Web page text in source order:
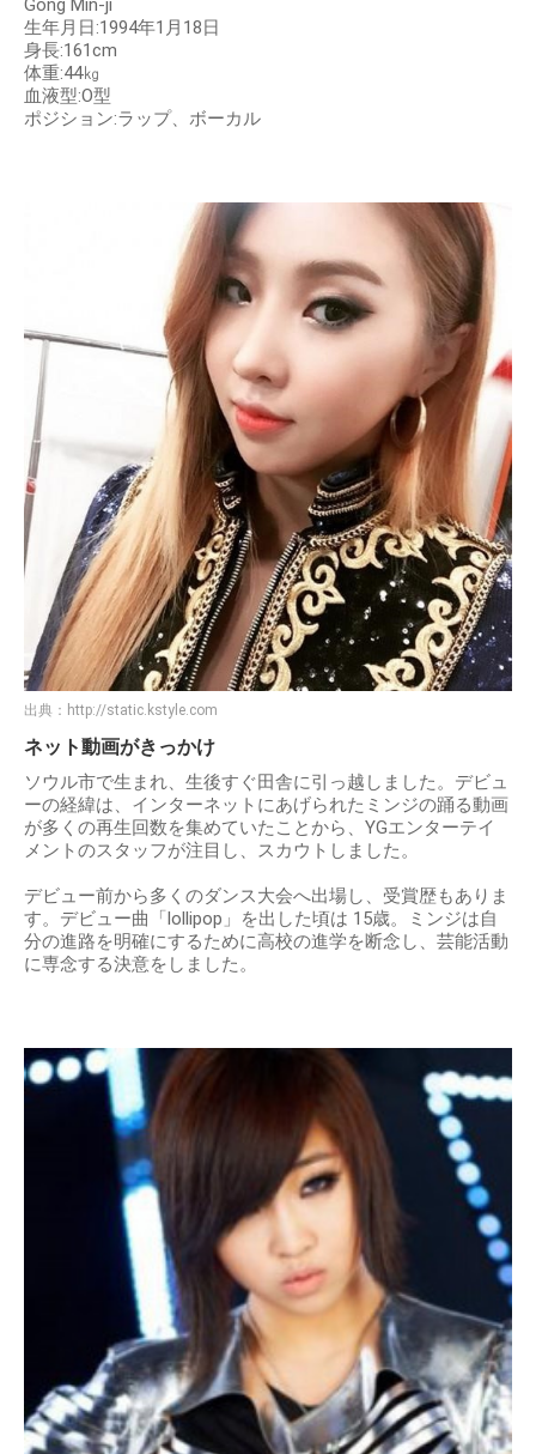
Gong Min-ji
⽣年⽉⽇:1994年1⽉18⽇
⾝⻑:161cm
体重:44㎏
⾎液型:O型
ポジション:ラップ、ボーカル
出典： http://static.kstyle.com
ネット動画がきっかけ
ソウル市で⽣まれ、⽣後すぐ⽥舎に引っ越しました。デビュ
ーの経緯は、インターネットにあげられたミンジの踊る動画
が多くの再⽣回数を集めていたことから、YGエンターテイ
メントのスタッフが注⽬し、スカウトしました。
デビュー前から多くのダンス⼤会へ出場し、受賞歴もありま
す。デビュー曲「lollipop」を出した頃は 15歳。ミンジは⾃
分の進路を明確にするために⾼校の進学を断念し、芸能活動
に専念する決意をしました。